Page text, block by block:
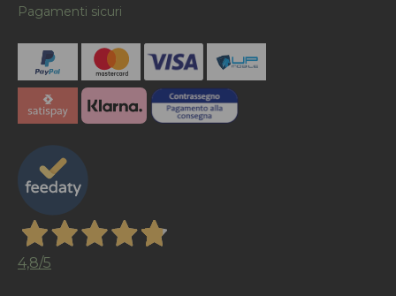
Pagamenti sicuri
4,8/5